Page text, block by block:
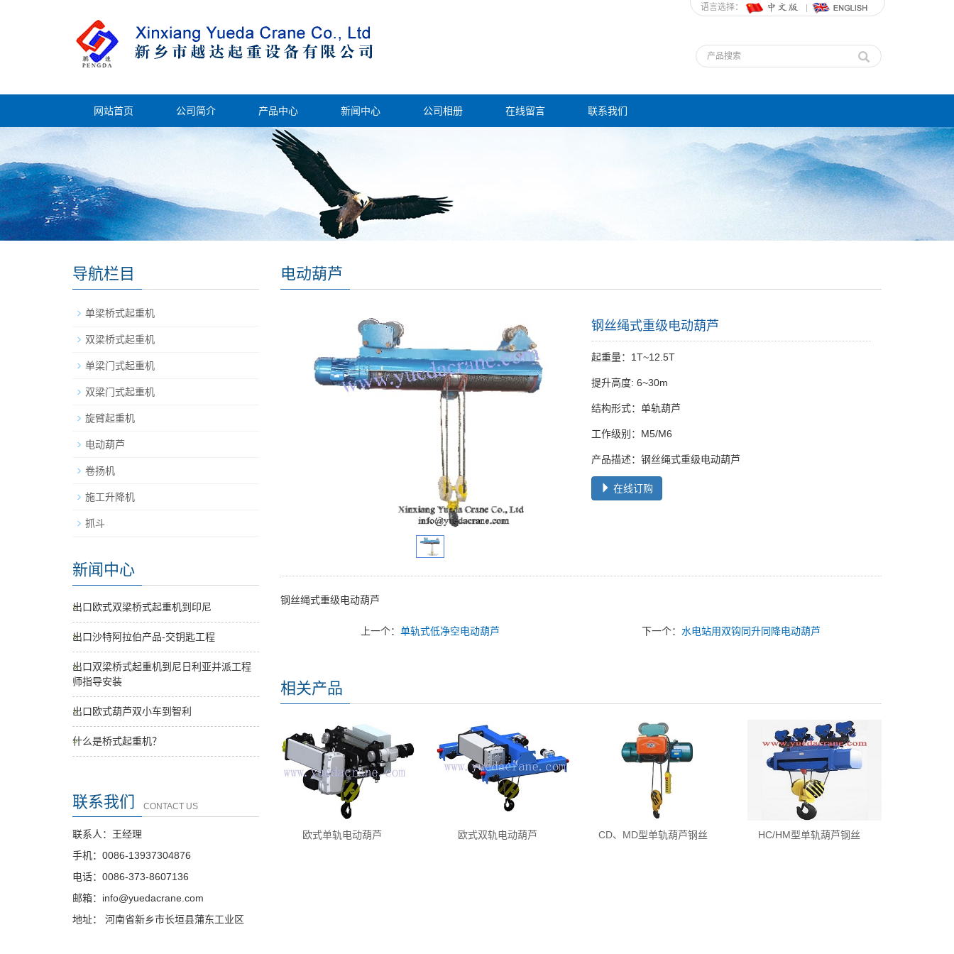
语言选择：
网站首页 公司简介 产品中心 新闻中心 公司相册 在线留言 联系我们
电动葫芦
钢丝绳式重级电动葫芦
起重量：1T~12.5T
提升高度: 6~30m
结构形式：单轨葫芦
工作级别：M5/M6
产品描述：钢丝绳式重级电动葫芦
在线订购
钢丝绳式重级电动葫芦
上一个：单轨式低净空电动葫芦 下一个： 水电站用双钩同升同降电动葫芦
相关产品
欧式单轨电动葫芦 欧式双轨电动葫芦 CD、MD型单轨葫芦钢丝 HC/HM型单轨葫芦钢丝
导航栏目
单梁桥式起重机
双梁桥式起重机
单梁门式起重机
双梁门式起重机
旋臂起重机
电动葫芦
卷扬机
施工升降机
抓斗
新闻中心
出口欧式双梁桥式起重机到印尼
出口沙特阿拉伯产品-交钥匙工程
出口双梁桥式起重机到尼日利亚并派工程
师指导安装
出口欧式葫芦双小车到智利
什么是桥式起重机？
联系我们 CONTACT US
联系人：王经理
手机：0086-13937304876
电话：0086-373-8607136
邮箱：info@yuedacrane.com
地址： 河南省新乡市长垣县蒲东工业区